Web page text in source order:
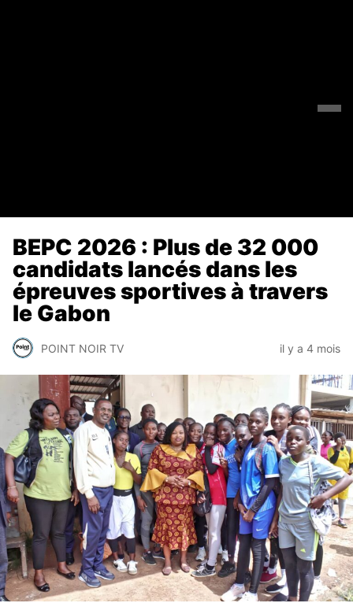
BEPC 2026 : Plus de 32 000
candidats lancés dans les
épreuves sportives à travers
le Gabon
POINT NOIR TV il y a 4 mois